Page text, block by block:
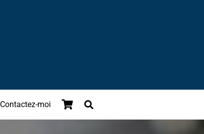
Contactez-moi